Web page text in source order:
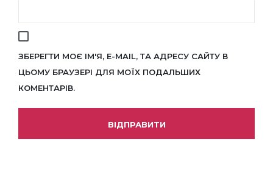
ЗБЕРЕГТИ МОЄ ІМ'Я, E-MAIL, ТА АДРЕСУ САЙТУ В
ЦЬОМУ БРАУЗЕРІ ДЛЯ МОЇХ ПОДАЛЬШИХ
КОМЕНТАРІВ.